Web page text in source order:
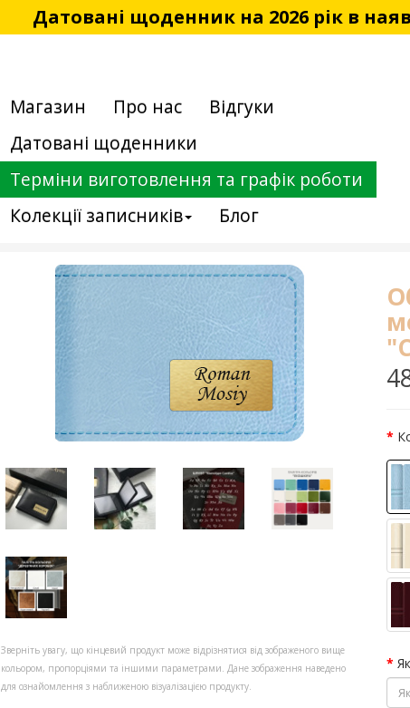
Датовані щоденник на 2026 рік в
Магазин Про нас
Відгуки
Датовані щоденники
Терміни виготовлення та графік роботи
Колекції записників
Блог
Зверніть увагу, що кінцевий продукт може відрізнятися від зображеного вище
кольором, пропорціями та іншими параметрами. Дане зображення наведено
для ознайомлення з наближеною візуалізацією продукту.